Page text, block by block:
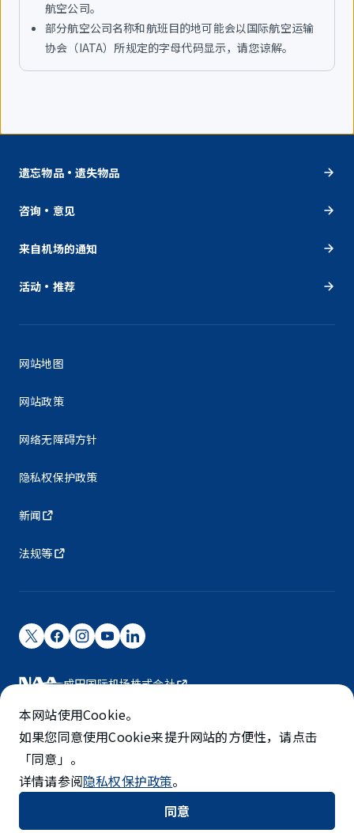
航空公司。
部分航空公司名称和航班目的地可能会以国际航空运输
协会（IATA）所规定的字母代码显示，请您谅解。
遗忘物品・遗失物品
咨询・意见
来自机场的通知
活动・推荐
网站地图
网站政策
网络无障碍方针
隐私权保护政策
新闻
法规等
成田国际机场株式会社
成田国际机场由NAA运营。
©NARITA INTERNATIONAL AIRPORT CORPORATION
SKYTRAX
5-STAR AIRPORT
本网站使用Cookie。
如果您同意使用Cookie来提升网站的方便性，请点击
「同意」。
详情请参阅隐私权保护政策。
同意